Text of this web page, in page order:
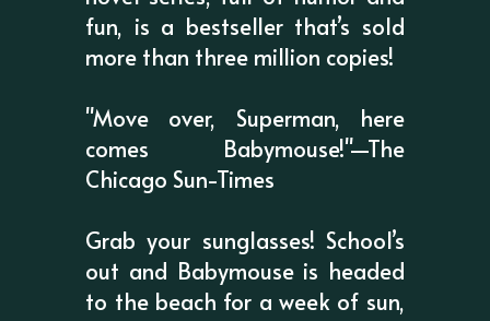
fun, is a bestseller that’s sold
more than three million copies!
"Move over, Superman, here
comes Babymouse!"—The
Chicago Sun-Times
Grab your sunglasses! School’s
out and Babymouse is headed
to the beach for a week of sun,